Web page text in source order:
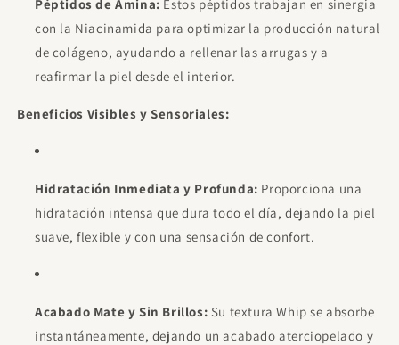
Péptidos de Amina: Estos péptidos trabajan en sinergia
con la Niacinamida para optimizar la producción natural
de colágeno, ayudando a rellenar las arrugas y a
reafirmar la piel desde el interior.
Beneficios Visibles y Sensoriales:
Hidratación Inmediata y Profunda: Proporciona una
hidratación intensa que dura todo el día, dejando la piel
suave, flexible y con una sensación de confort.
Acabado Mate y Sin Brillos: Su textura Whip se absorbe
instantáneamente, dejando un acabado aterciopelado y